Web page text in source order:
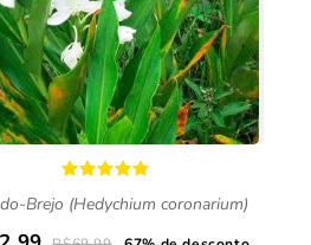
Brejo (Hedychium coronarium)